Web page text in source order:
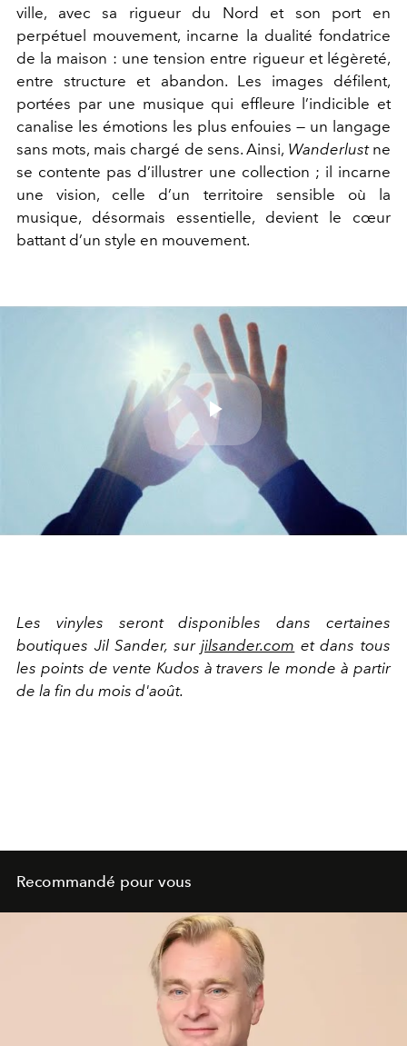
ville, avec sa rigueur du Nord et son port en
perpétuel mouvement, incarne la dualité fondatrice
de la maison : une tension entre rigueur et légèreté,
entre structure et abandon. Les images défilent,
portées par une musique qui effleure l’indicible et
canalise les émotions les plus enfouies — un langage
sans mots, mais chargé de sens. Ainsi, Wanderlustne
se contente pas d’illustrer une collection ; il incarne
une vision, celle d’un territoire sensible où la
musique, désormais essentielle, devient le cœur
battant d’un style en mouvement.
Play
Video
Les vinyles seront disponibles dans certaines
boutiques Jil Sander, surjilsander.com et dans tous
les points de vente Kudos à travers le monde à partir
de la fin du mois d'août.
Recommandé pour vous